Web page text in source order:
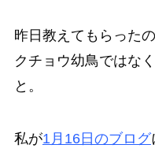
昨日教えてもらった
クチョウ幼鳥ではな
と。
私が1月16日のブログ